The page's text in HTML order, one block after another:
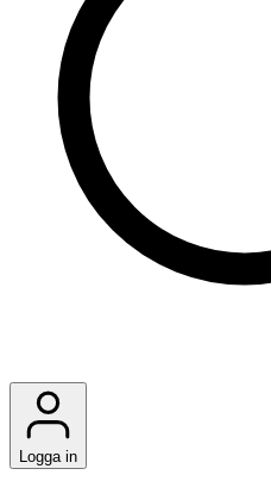
Logga in